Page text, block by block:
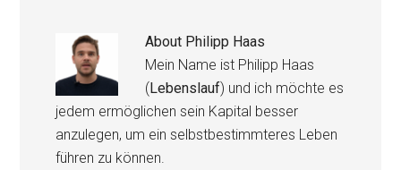
About Philipp Haas
Mein Name ist Philipp Haas
(Lebenslauf) und ich möchte es
jedem ermöglichen sein Kapital besser
anzulegen, um ein selbstbestimmteres Leben
führen zu können.